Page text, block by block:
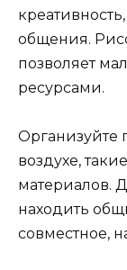
общения.
позволяет
ресурсами.
Организуйте
воздухе,
материалов.
находить
совместное,